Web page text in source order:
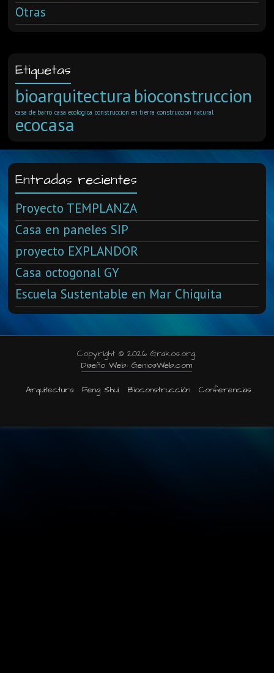
Otras
Etiquetas
bioarquitectura bioconstruccion
casa de barro casa ecologica construccion en tierra construccion natural
ecocasa
Entradas recientes
Proyecto TEMPLANZA
Casa en paneles SIP
proyecto EXPLANDOR
Casa octogonal GY
Escuela Sustentable en Mar Chiquita
Copyright © 2026 Grakos.org.
Diseño Web: GeniosWeb.com
Arquitectura
Feng Shui Bioconstrucción Conferencias